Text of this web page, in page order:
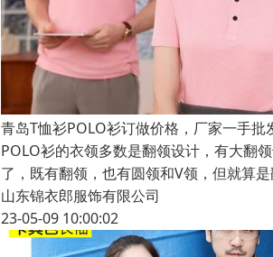
青岛T恤衫POLO衫订做价格，厂家一手批
POLO衫的衣领多数是翻领设计，有大翻
了，既有翻领，也有圆领和V领，但就算
山东锦衣郎服饰有限公司
23-05-09 10:00:02